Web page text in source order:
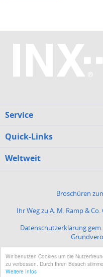
Wir benutzen Cookies um die
zu verbessen. Durch Ihren Besuch
Weitere Infos
Service
Quick-Links
Weltweit
Broschüren
Ihr Weg zu A. M. Ramp & Co.
Datenschutzerklärung